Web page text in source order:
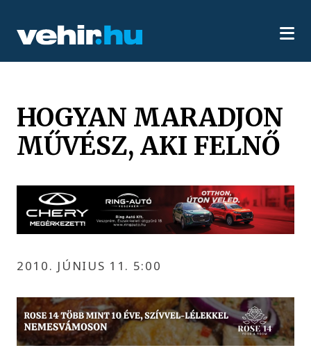
HOGYAN MARADJON
MŰVÉSZ, AKI FELNŐ
2010. JÚNIUS 11. 5:00